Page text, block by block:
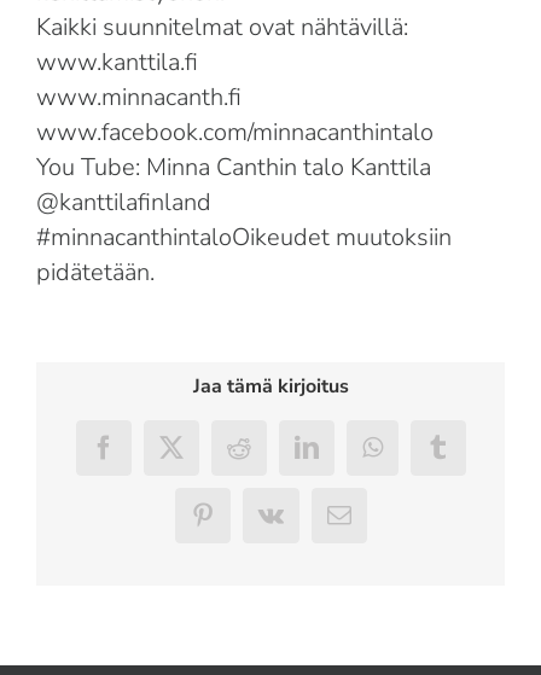
Kaikki suunnitelmat ovat nähtävillä:
www.kanttila.fi
www.minnacanth.fi
www.facebook.com/minnacanthintalo
You Tube: Minna Canthin talo Kanttila
@kanttilafinland
#minnacanthintaloOikeudet muutoksiin
pidätetään.
Jaa tämä kirjoitus
Facebook
X RedditLinkedInWhatsAppTumblr
Pinterest
Vk Sähköposti